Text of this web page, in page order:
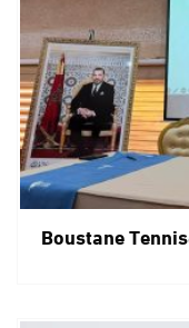
شراكة استراتيجية بين نادي لانوريا وBoustane Tennis